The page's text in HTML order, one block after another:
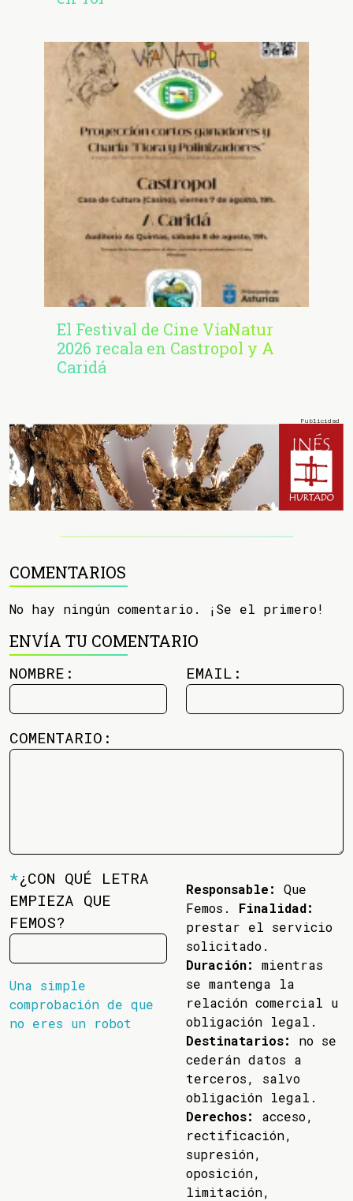
El Festival de Cine VíaNatur
2026 recala en Castropol y A
Caridá
COMENTARIOS
No hay ningún comentario. ¡Se el primero!
ENVÍA TU COMENTARIO
NOMBRE: EMAIL:
COMENTARIO:
*¿CON QUÉ LETRA
EMPIEZA QUE
FEMOS?
Una simple
comprobación de que
no eres un robot
Responsable:
Que
Femos. Finalidad:
prestar el servicio
solicitado.
Duración:
mientras
se mantenga la
relación comercial u
obligación legal.
Destinatarios:
no se
cederán datos a
terceros, salvo
obligación legal.
Derechos:
acceso,
rectificación,
supresión,
oposición,
limitación,